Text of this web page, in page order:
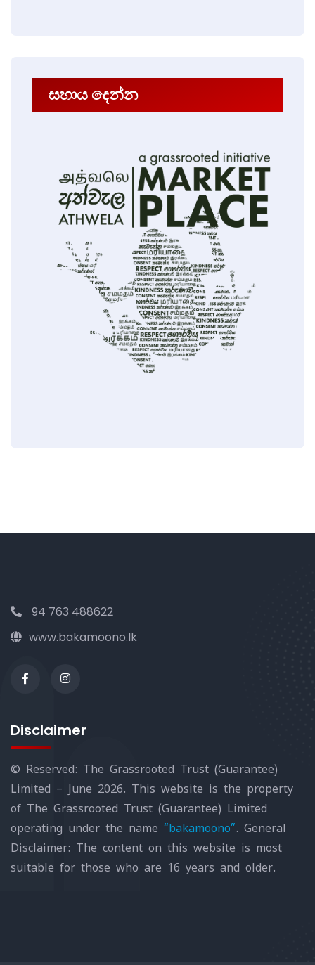
සහාය දෙන්න
94 763 488622
www.bakamoono.lk
Disclaimer
© Reserved: The Grassrooted Trust (Guarantee)
Limited – June 2026. This website is the property
of The Grassrooted Trust (Guarantee) Limited
operating under the name “bakamoono”. General
Disclaimer: The content on this website is most
suitable for those who are 16 years and older.